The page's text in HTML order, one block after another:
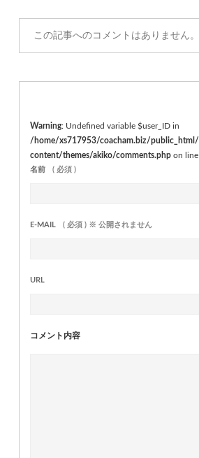
この記事へのコメントはありません。
Warning : Undefined variable $user_ID in
/home/xs717953/coacham.biz/
content/themes/akiko/comments.php on line
名前 ( 必須 )
E-MAIL ( 必須 ) ※ 公開されません
URL
コメント内容